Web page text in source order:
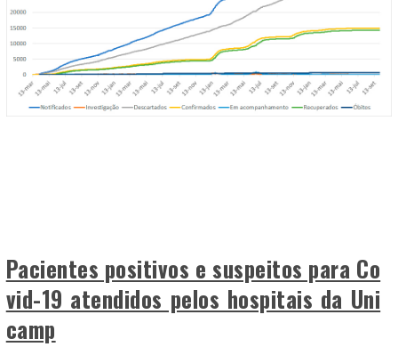
Pacientes positivos e suspeitos para Co
vid-19 atendidos pelos hospitais da Uni
camp